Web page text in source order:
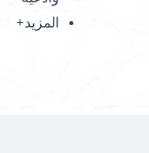
المزيد+